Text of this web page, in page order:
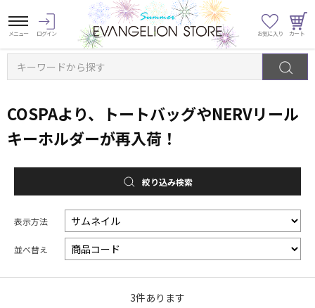
キーワードから探す
COSPAより、トートバッグやNERVリール
キーホルダーが再入荷！
絞り込み検索
表示方法
並べ替え
3件あります